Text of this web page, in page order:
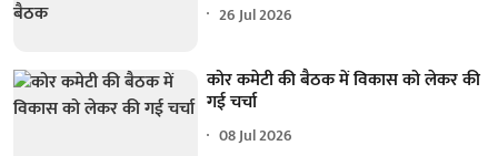
26 Jul 2026
कोर कमेटी की बैठक में विकास को लेकर की
गई चर्चा
08 Jul 2026